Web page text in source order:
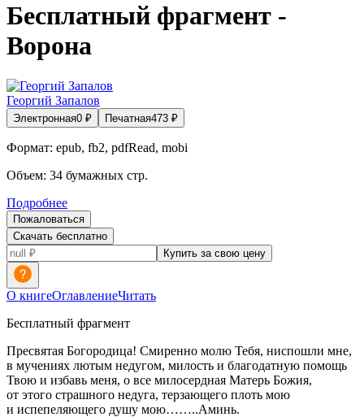
Бесплатный фрагмент -
Ворона
Георгий Запалов
Электронная0 ₽ Печатная473 ₽
Формат: epub, fb2, pdfRead, mobi
Объем: 34 бумажных стр.
Подробнее
Пожаловаться
Скачать бесплатно
Купить за свою цену
О книгеОглавлениеЧитать
Бесплатный фрагмент
Пресвятая Богородица! Смиренно молю Тебя, ниспошли мне,
в мучениях лютым недугом, милость и благодатную помощь
Твою и избавь меня, о все милосердная Матерь Божия,
от этого страшного недуга, терзающего плоть мою
и испепеляющего душу мою……..Аминь.